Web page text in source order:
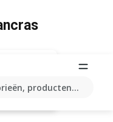
producten...